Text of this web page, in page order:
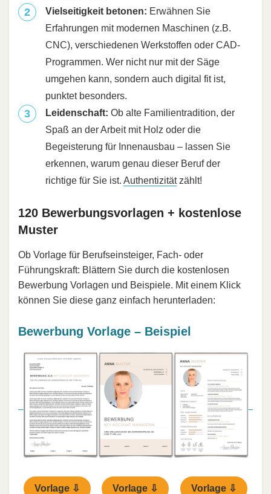
Vielseitigkeit betonen: Erwähnen Sie
Erfahrungen mit modernen Maschinen (z.B.
CNC), verschiedenen Werkstoffen oder CAD-
Programmen. Wer nicht nur mit der Säge
umgehen kann, sondern auch digital fit ist,
punktet besonders.
Leidenschaft: Ob alte Familientradition, der
Spaß an der Arbeit mit Holz oder die
Begeisterung für Innenausbau – lassen Sie
erkennen, warum genau dieser Beruf der
richtige für Sie ist. Authentizitätzählt!
120 Bewerbungsvorlagen + kostenlose
Muster
Ob Vorlage für Berufseinsteiger, Fach- oder
Führungskraft: Blättern Sie durch die kostenlosen
Bewerbung Vorlagen und Beispiele. Mit einem Klick
können Sie diese ganz einfach herunterladen:
Bewerbung Vorlage – Beispiel
Vorlage ⇩ Vorlage ⇩ Vorlage ⇩